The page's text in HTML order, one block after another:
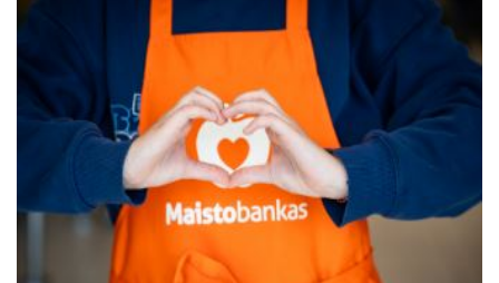
apsisprendimo motyvą įvardija vilnietis.
Ąžuolas sako įvairiuose renginiuose stebėdavęs
šaulius, jų veiklas, pabendraudavęs. „Visada
žavėjo tai, ką jie daro, jų bendrystė ir tai, kaip
jiems patiems patinka šaulystė. Kai pradėjau
daugiau domėtis, net akys iššoko pamačius, kiek
Šaulių sąjungoje yra veiklų ir galimybių, kiek